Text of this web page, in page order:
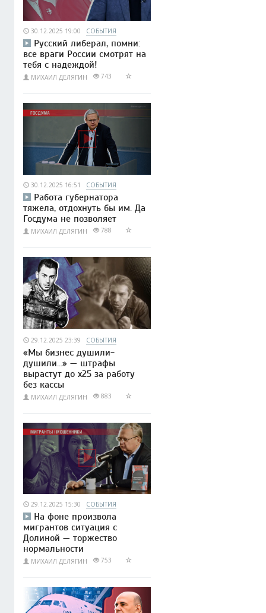
30.12.2025 19:00 СОБЫТИЯ
Русский либерал, помни:
все враги России смотрят на
тебя с надеждой!
МИХАИЛ ДЕЛЯГИН 743
30.12.2025 16:51 СОБЫТИЯ
Работа губернатора
тяжела, отдохнуть бы им. Да
Госдума не позволяет
МИХАИЛ ДЕЛЯГИН 788
29.12.2025 23:39 СОБЫТИЯ
«Мы бизнес душили-
душили…» — штрафы
вырастут до x25 за работу
без кассы
МИХАИЛ ДЕЛЯГИН 883
29.12.2025 15:30 СОБЫТИЯ
На фоне произвола
мигрантов ситуация с
Долиной — торжество
нормальности
МИХАИЛ ДЕЛЯГИН 753